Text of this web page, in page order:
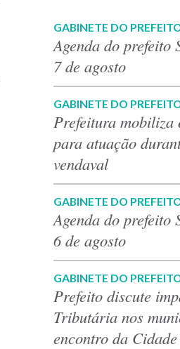
GABINETE DO
Agenda do prefeito
7 de agosto
GABINETE DO
Prefeitura mobiliza
para atuação
vendaval
GABINETE DO
Agenda do prefeito
6 de agosto
GABINETE DO
Prefeito discute
Tributária nos
encontro da